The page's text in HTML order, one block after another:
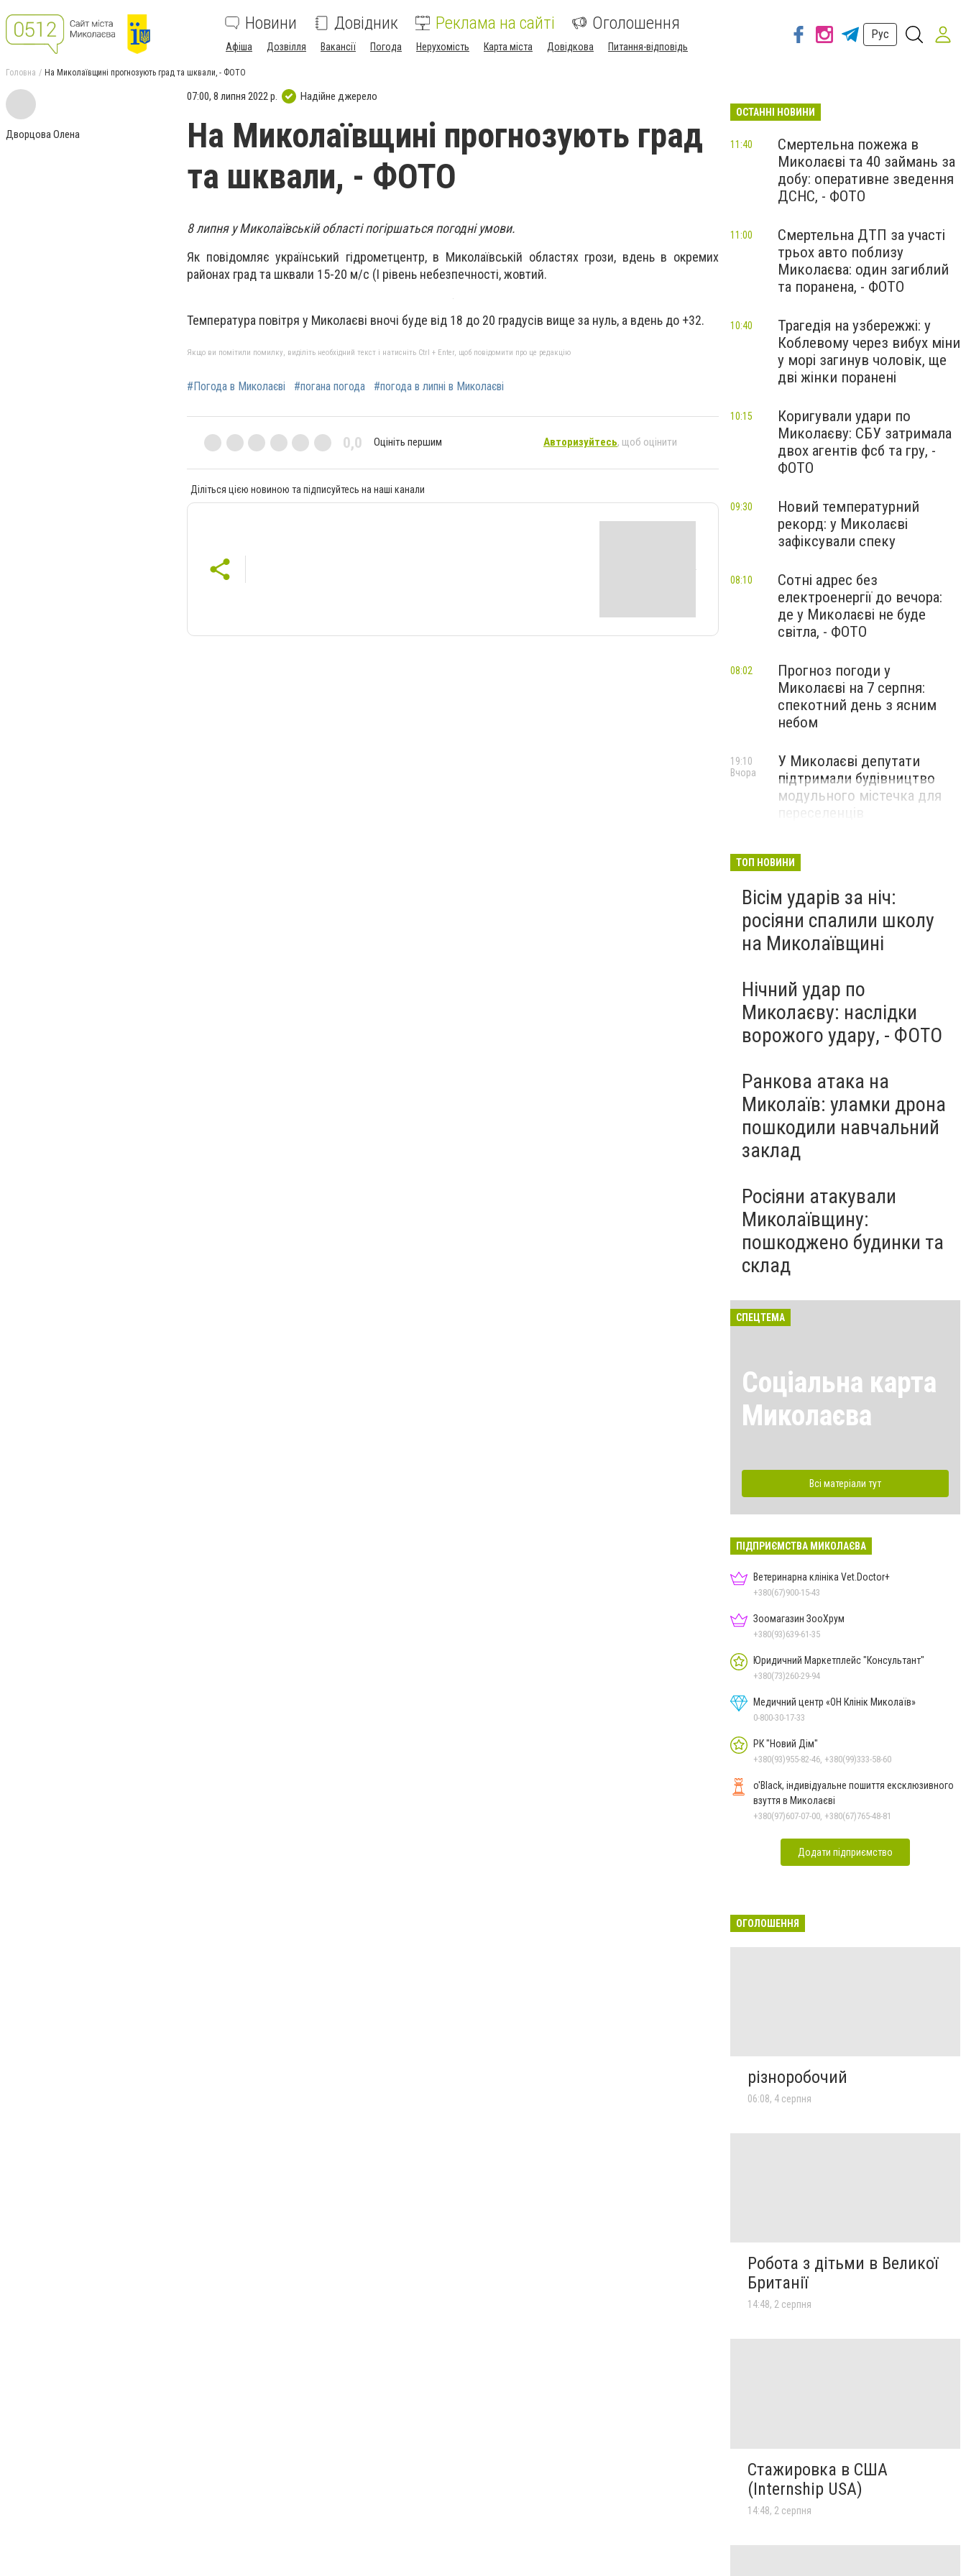
Новини Довідник Реклама на сайті Оголошення
Афіша Дозвілля Вакансії Погода Нерухомість Карта міста Довідкова Питання-відповідь
Рус
Головна На Миколаївщині прогнозують град та шквали, - ФОТО
Дворцова Олена
07:00, 8 липня 2022 р. Надійне джерело
На Миколаївщині прогнозують град
та шквали, - ФОТО
8 липня у Миколаївській області погіршаться погодні умови.
Як повідомляє український гідрометцентр, в Миколаївській областях грози, вдень в окремих
районах град та шквали 15-20 м/с (І рівень небезпечності, жовтий.
Температура повітря у Миколаєві вночі буде від 18 до 20 градусів вище за нуль, а вдень до +32.
Якщо ви помітили помилку, виділіть необхідний текст і натисніть Ctrl + Enter, щоб повідомити про це редакцію
#Погода в Миколаєві #погана погода #погода в липні в Миколаєві
0,0 Оцініть першим Авторизуйтесь, щоб оцінити
Діліться цією новиною та підписуйтесь на наші канали
ОСТАННІ НОВИНИ
Смертельна пожежа в
Миколаєві та 40 займань за
добу: оперативне зведення
ДСНС, - ФОТО
11:40
Смертельна ДТП за участі
трьох авто поблизу
Миколаєва: один загиблий
та поранена, - ФОТО
11:00
Трагедія на узбережжі: у
Коблевому через вибух міни
у морі загинув чоловік, ще
дві жінки поранені
10:40
Коригували удари по
Миколаєву: СБУ затримала
двох агентів фсб та гру, -
ФОТО
10:15
Новий температурний
рекорд: у Миколаєві
зафіксували спеку
09:30
Сотні адрес без
електроенергії до вечора:
де у Миколаєві не буде
світла, - ФОТО
08:10
Прогноз погоди у
Миколаєві на 7 серпня:
спекотний день з ясним
небом
08:02
У Миколаєві депутати
підтримали будівництво
модульного містечка для
19:10
Вчора
ТОП НОВИНИ
Вісім ударів за ніч:
росіяни спалили школу
на Миколаївщині
Нічний удар по
Миколаєву: наслідки
ворожого удару, - ФОТО
Ранкова атака на
Миколаїв: уламки дрона
пошкодили навчальний
заклад
Росіяни атакували
Миколаївщину:
пошкоджено будинки та
склад
СПЕЦТЕМА
Соціальна карта
Миколаєва
Всі матеріали тут
ПІДПРИЄМСТВА МИКОЛАЄВА
Ветеринарна клініка Vet.Doctor+
+380(67)900-15-43
Зоомагазин ЗооХрум
+380(93)639-61-35
Юридичний Маркетплейс "Консультант"
+380(73)260-29-94
Медичний центр «ОН Клінік Миколаїв»
0-800-30-17-33
РК "Новий Дім"
+380(93)955-82-46, +380(99)333-58-60
o'Black, індивідуальне пошиття ексклюзивного
взуття в Миколаєві
+380(97)607-07-00, +380(67)765-48-81
Додати підприємство
ОГОЛОШЕННЯ
різноробочий
06:08, 4 серпня
Робота з дітьми в Великої
Британії
14:48, 2 серпня
Стажировка в США
(Internship USA)
14:48, 2 серпня